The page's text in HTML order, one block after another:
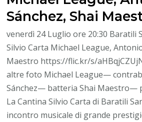
Sánchez, Shai
venerdì 24 Luglio ore 20:30 Baratili
Silvio Carta Michael League,
Maestro https://flic.kr/s/
altre foto Michael League—
Sánchez— batteria Shai Maestro—
La Cantina Silvio Carta di Baratili
incontro musicale di grande